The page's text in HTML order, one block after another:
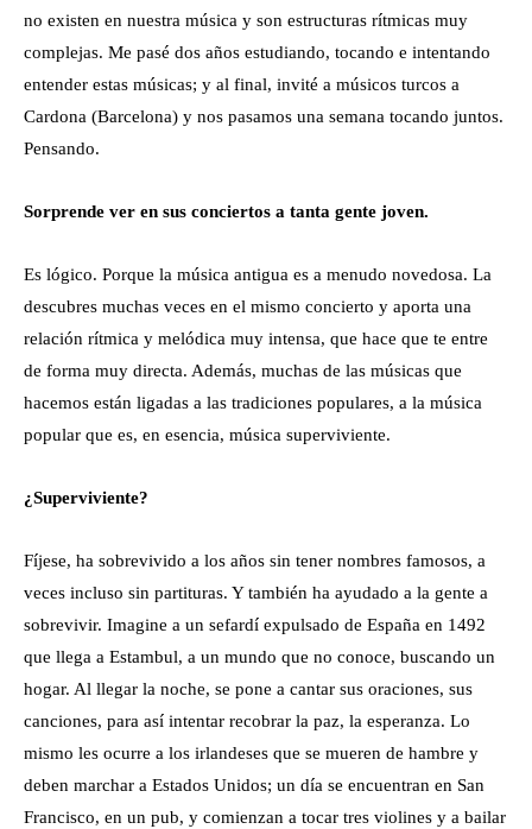
no existen en nuestra música y son estructuras rítmicas muy
complejas. Me pasé dos años estudiando, tocando e intentando
entender estas músicas; y al final, invité a músicos turcos a
Cardona (Barcelona) y nos pasamos una semana tocando juntos.
Pensando.
Sorprende ver en sus conciertos a tanta gente joven.
Es lógico. Porque la música antigua es a menudo novedosa. La
descubres muchas veces en el mismo concierto y aporta una
relación rítmica y melódica muy intensa, que hace que te entre
de forma muy directa. Además, muchas de las músicas que
hacemos están ligadas a las tradiciones populares, a la música
popular que es, en esencia, música superviviente.
¿Superviviente?
Fíjese, ha sobrevivido a los años sin tener nombres famosos, a
veces incluso sin partituras. Y también ha ayudado a la gente a
sobrevivir. Imagine a un sefardí expulsado de España en 1492
que llega a Estambul, a un mundo que no conoce, buscando un
hogar. Al llegar la noche, se pone a cantar sus oraciones, sus
canciones, para así intentar recobrar la paz, la esperanza. Lo
mismo les ocurre a los irlandeses que se mueren de hambre y
deben marchar a Estados Unidos; un día se encuentran en San
Francisco, en un pub, y comienzan a tocar tres violines y a bailar